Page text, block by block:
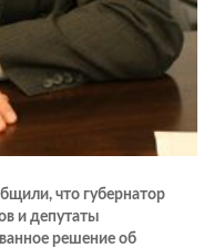
что губернатор
и депутаты
решение об